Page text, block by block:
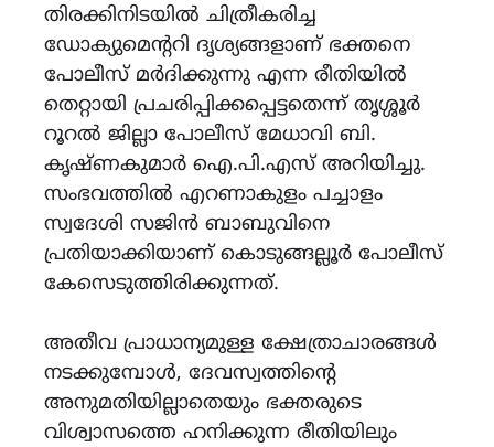
തിരക്കിനിടയിൽ ചിത്രീകരിച്ച
ഡോക്യുമെന്ററി ദൃശ്യങ്ങളാണ് ഭക്തനെ
പോലീസ് മർദിക്കുന്നു എന്ന രീതിയിൽ
തെറ്റായി പ്രചരിപ്പിക്കപ്പെട്ടതെന്ന് തൃശ്ശൂർ
റൂറൽ ജില്ലാ പോലീസ് മേധാവി ബി.
കൃഷ്ണകുമാർ ഐ.പി.എസ് അറിയിച്ചു.
സംഭവത്തിൽ എറണാകുളം പച്ചാളം
സ്വദേശി സജിൻ ബാബുവിനെ
പ്രതിയാക്കിയാണ് കൊടുങ്ങല്ലൂർ പോലീസ്
കേസെടുത്തിരിക്കുന്നത്.
അതീവ പ്രാധാന്യമുള്ള ക്ഷേത്രാചാരങ്ങൾ
നടക്കുമ്പോൾ, ദേവസ്വത്തിന്റെ
അനുമതിയില്ലാതെയും ഭക്തരുടെ
വിശ്വാസത്തെ ഹനിക്കുന്ന രീതിയിലും